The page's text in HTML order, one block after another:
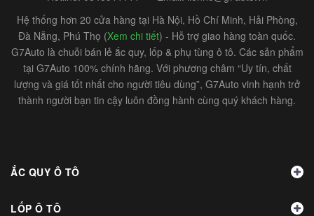
Hệ thống hơn 20 cửa hàng tại Hà Nội, Hồ Chí Minh, Hải Phòng,
Đà Nẵng, Phú Thọ (Xem chi tiết) - Hỗ trợ giao hàng toàn quốc.
G7Auto là chuỗi bán lẻ ắc quy, lốp & phụ tùng ô tô. Các sản phẩm
tại G7Auto 100% chính hãng. Với phương châm “Uy tín, chất
lượng và giá tốt nhất cho người tiêu dùng”, G7Auto vinh hạnh trở
thành người bạn tin cậy luôn đồng hành cùng quý khách hàng.
ẮC QUY Ô TÔ
LỐP Ô TÔ